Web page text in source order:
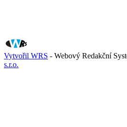
Vytvořil WRS - Webový Redakční
s.r.o.